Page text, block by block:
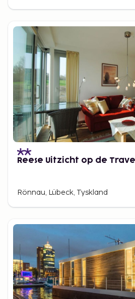
Reese Uitzicht op de Trave
Rönnau, Lübeck, Tyskland